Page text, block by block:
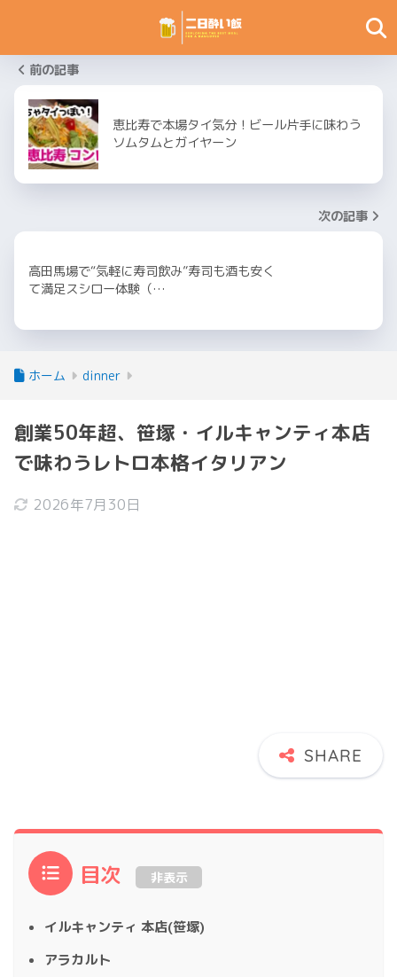
前の記事
恵比寿で本場タイ気分！ビール片手に味わう
ソムタムとガイヤーン
次の記事
高田馬場で“気軽に寿司飲み”寿司も酒も安く
て満足スシロー体験（…
ホーム dinner
創業50年超、笹塚・イルキャンティ本店
で味わうレトロ本格イタリアン
2026年7月30日
目次 非表示
イルキャンティ 本店(笹塚)
アラカルト